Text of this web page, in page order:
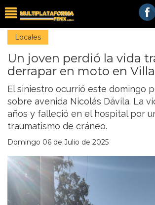
Locales
Un joven perdió la vida
derrapar en moto en
El siniestro ocurrió este domingo
sobre avenida Nicolás Dávila. La
años y falleció en el hospital por
traumatismo de cráneo.
Domingo 06 de Julio de 2025